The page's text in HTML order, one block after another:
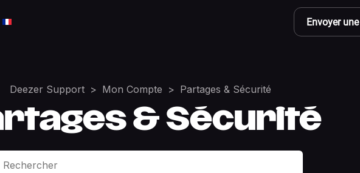
Envoyer
Deezer Support Mon Compte Partages & Sécurité
& Sécurité